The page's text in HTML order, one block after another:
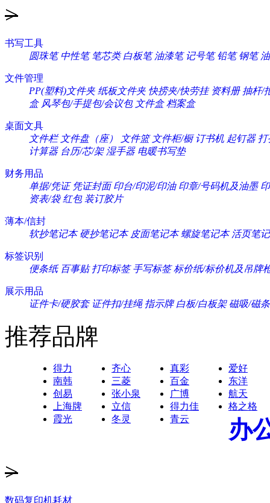
>
书写工具
圆珠笔 中性笔 笔芯类 白板笔 油漆笔 记号笔 铅笔 钢笔
文件管理
PP(塑料)文件夹 纸板文件夹 快捞夹/快劳挂 资料册 抽杆/
盒 风琴包/手提包/会议包 文件盒 档案盒
桌面文具
文件栏 文件盘（座） 文件篮 文件柜/橱 订书机 起钉器 打
计算器 台历/芯/架 湿手器 电暖书写垫
财务用品
单据/凭证 凭证封面 印台/印泥/印油 印章/号码机及油墨
资表/袋 红包 装订胶片
薄本/信封
软抄笔记本 硬抄笔记本 皮面笔记本 螺旋笔记本 活页笔
标签识别
便条纸 百事贴 打印标签 手写标签 标价纸/标价机及吊牌
展示用品
证件卡/硬胶套 证件扣/挂绳 指示牌 白板/白板架 磁吸/磁条
推荐品牌
得力 齐心 真彩
爱好
南韩
三菱 百金
东洋
创易
张小泉 广博
航天
上海牌
立信 得力佳
格之格
霞光
冬灵 青云 办
>
数码复印机耗材